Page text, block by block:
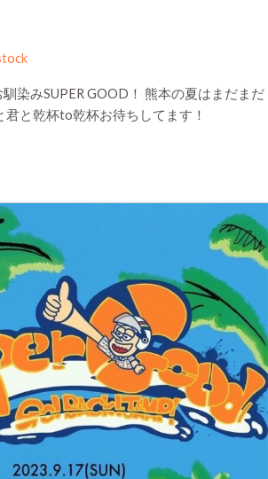
染みSUPER GOOD！ 熊本の夏はまだまだ
君と乾杯to乾杯お待ちしてます！